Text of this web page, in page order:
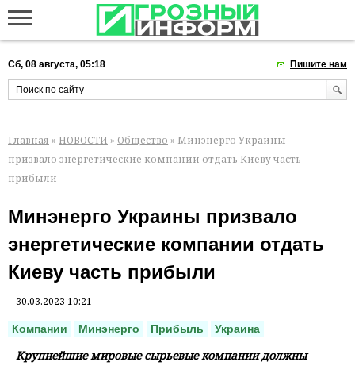
Сб, 08 августа, 05:18 Пишите нам
Главная » НОВОСТИ » Общество » Минэнерго Украины
призвало энергетические компании отдать Киеву часть
прибыли
Минэнерго Украины призвало
энергетические компании отдать
Киеву часть прибыли
30.03.2023 10:21
Компании Минэнерго Прибыль Украина
Крупнейшие мировые сырьевые компании должны